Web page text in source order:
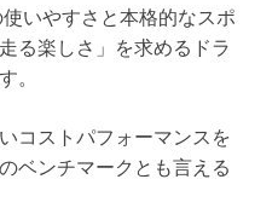
いやすさと本格的なスポ
る楽しさ」を求めるドラ
。
コストパフォーマンスを
ベンチマークとも言える